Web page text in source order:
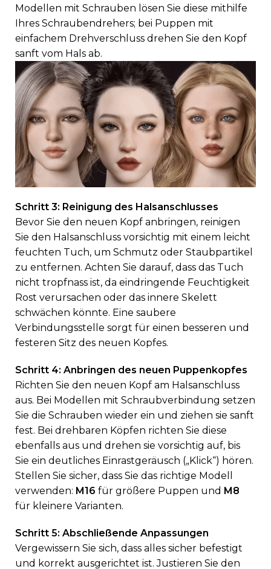
Modellen mit Schrauben lösen Sie diese mithilfe
Ihres Schraubendrehers; bei Puppen mit
einfachem Drehverschluss drehen Sie den Kopf
sanft vom Hals ab.
Schritt 3: Reinigung des Halsanschlusses
Bevor Sie den neuen Kopf anbringen, reinigen
Sie den Halsanschluss vorsichtig mit einem leicht
feuchten Tuch, um Schmutz oder Staubpartikel
zu entfernen. Achten Sie darauf, dass das Tuch
nicht tropfnass ist, da eindringende Feuchtigkeit
Rost verursachen oder das innere Skelett
schwächen könnte. Eine saubere
Verbindungsstelle sorgt für einen besseren und
festeren Sitz des neuen Kopfes.
Schritt 4: Anbringen des neuen Puppenkopfes
Richten Sie den neuen Kopf am Halsanschluss
aus. Bei Modellen mit Schraubverbindung setzen
Sie die Schrauben wieder ein und ziehen sie sanft
fest. Bei drehbaren Köpfen richten Sie diese
ebenfalls aus und drehen sie vorsichtig auf, bis
Sie ein deutliches Einrastgeräusch („Klick“) hören.
Stellen Sie sicher, dass Sie das richtige Modell
verwenden: M16 für größere Puppen und M8
für kleinere Varianten.
Schritt 5: Abschließende Anpassungen
Vergewissern Sie sich, dass alles sicher befestigt
und korrekt ausgerichtet ist. Justieren Sie den